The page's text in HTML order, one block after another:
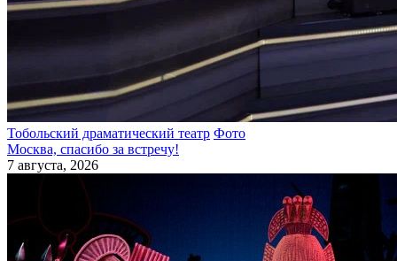
Тобольский драматический театр Фото
Москва, спасибо за встречу!
7 августа, 2026